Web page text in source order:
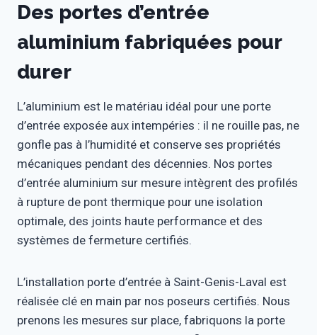
Des portes d’entrée
aluminium fabriquées pour
durer
L’aluminium est le matériau idéal pour une porte
d’entrée exposée aux intempéries : il ne rouille pas, ne
gonfle pas à l’humidité et conserve ses propriétés
mécaniques pendant des décennies. Nos portes
d’entrée aluminium sur mesure intègrent des profilés
à rupture de pont thermique pour une isolation
optimale, des joints haute performance et des
systèmes de fermeture certifiés.
L’installation porte d’entrée à Saint-Genis-Laval est
réalisée clé en main par nos poseurs certifiés. Nous
prenons les mesures sur place, fabriquons la porte